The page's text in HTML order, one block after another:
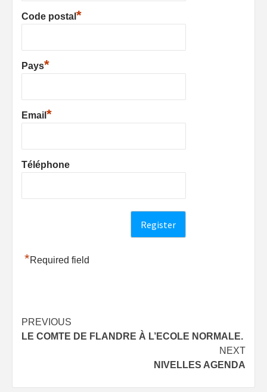
Code postal *
Pays*
Email *
Téléphone
*Required field
Post
navigation
PREVIOUS
LE COMTE DE FLANDRE À L’ECOLE NORMALE.
NEXT
NIVELLES AGENDA